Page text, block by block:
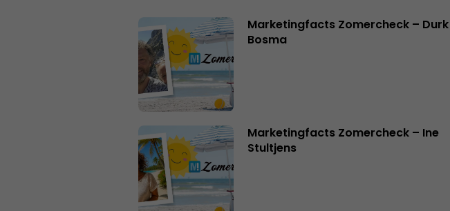
Marketingfacts Zomercheck – Durk
Bosma
Marketingfacts Zomercheck – Ine
Stultjens